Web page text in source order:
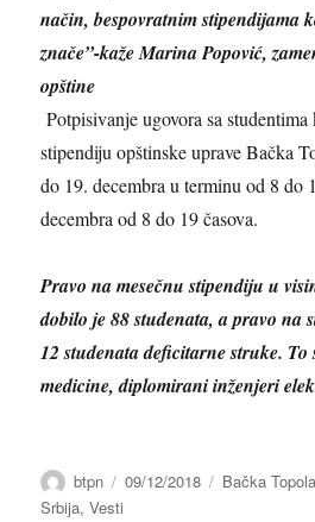
način, bespovratnim stipendijama
znače”-kaže Marina Popović,
opštine
Potpisivanje ugovora sa
stipendiju opštinske uprave Bačka
do 19. decembra u terminu od 8 do
decembra od 8 do 19 časova.
Pravo na mesečnu stipendiju u
dobilo je 88 studenata, a pravo na
12 studenata deficitarne struke.
medicine, diplomirani inženjeri
Author
btpn
Posted
09/12/2018 Categories
Bačka Topola
Srbija,Vesti